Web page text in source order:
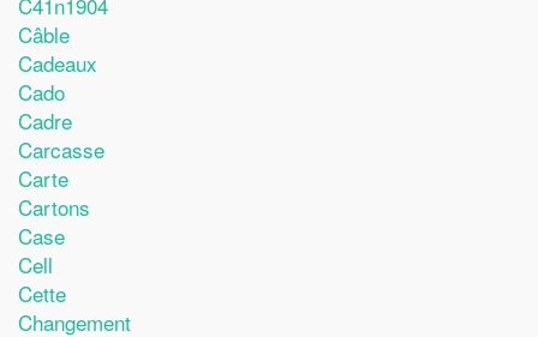
Câble
Cadeaux
Cado
Cadre
Carcasse
Carte
Cartons
Case
Cell
Cette
Changement